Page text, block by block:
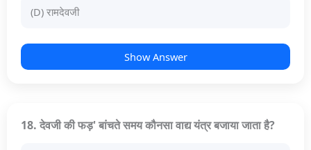
(D) रामदेवजी
Show Answer
18. देवजी की फड़' बांचते समय कौनसा वाद्य यंत्र बजाया जाता है?